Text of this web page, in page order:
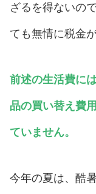
ざるを得ないの
ても無情に税金
前述の生活費に
品の買い替え費
ていません。
今年の夏は、酷